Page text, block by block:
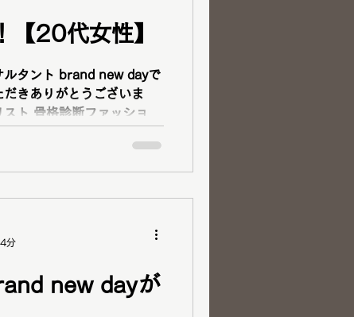
【20代女性】
ルタント brand new dayで
きありがとうございま
ト 骨格診断ファッション
ドバイザー...
new dayが
分